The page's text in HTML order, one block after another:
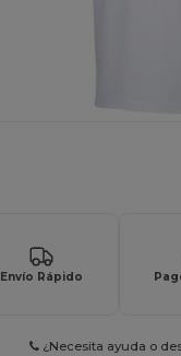
Envío Rápido
¿Necesita ayuda o